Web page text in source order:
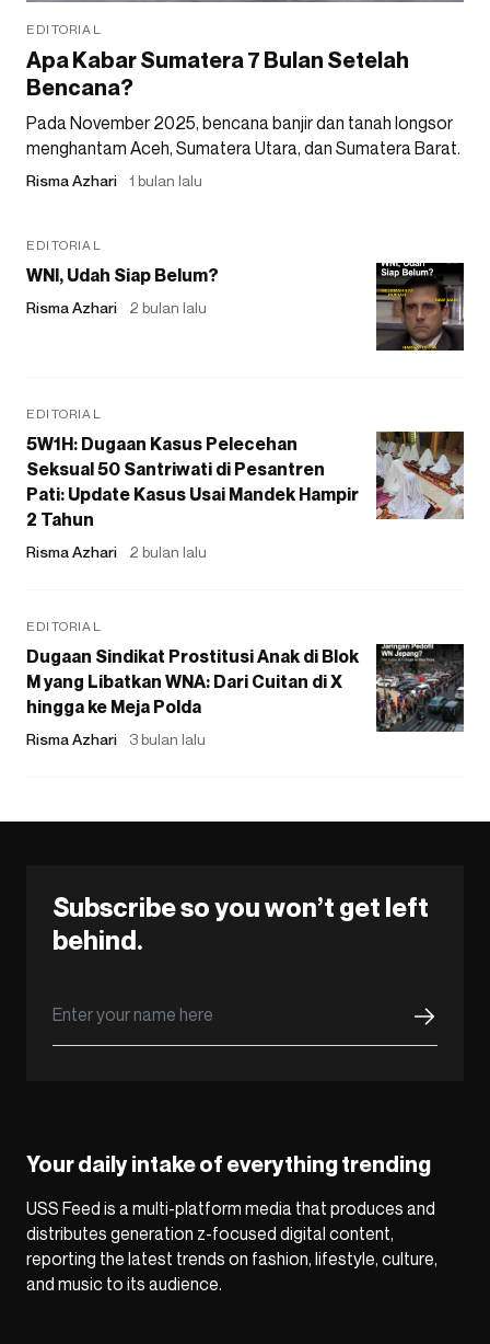
EDITORIAL
Apa Kabar Sumatera 7 Bulan Setelah
Bencana?
Pada November 2025, bencana banjir dan tanah longsor
menghantam Aceh, Sumatera Utara, dan Sumatera Barat.
Risma Azhari 1 bulan lalu
EDITORIAL
WNI, Udah Siap Belum?
Risma Azhari 2 bulan lalu
EDITORIAL
5W1H: Dugaan Kasus Pelecehan
Seksual 50 Santriwati di Pesantren
Pati: Update Kasus Usai Mandek Hampir
2 Tahun
Risma Azhari 2 bulan lalu
EDITORIAL
Dugaan Sindikat Prostitusi Anak di Blok
M yang Libatkan WNA: Dari Cuitan di X
hingga ke Meja Polda
Risma Azhari 3 bulan lalu
Subscribe so you won’t get left
behind.
Your daily intake of everything trending
USS Feed is a multi-platform media that produces and
distributes generation z-focused digital content,
reporting the latest trends on fashion, lifestyle, culture,
and music to its audience.